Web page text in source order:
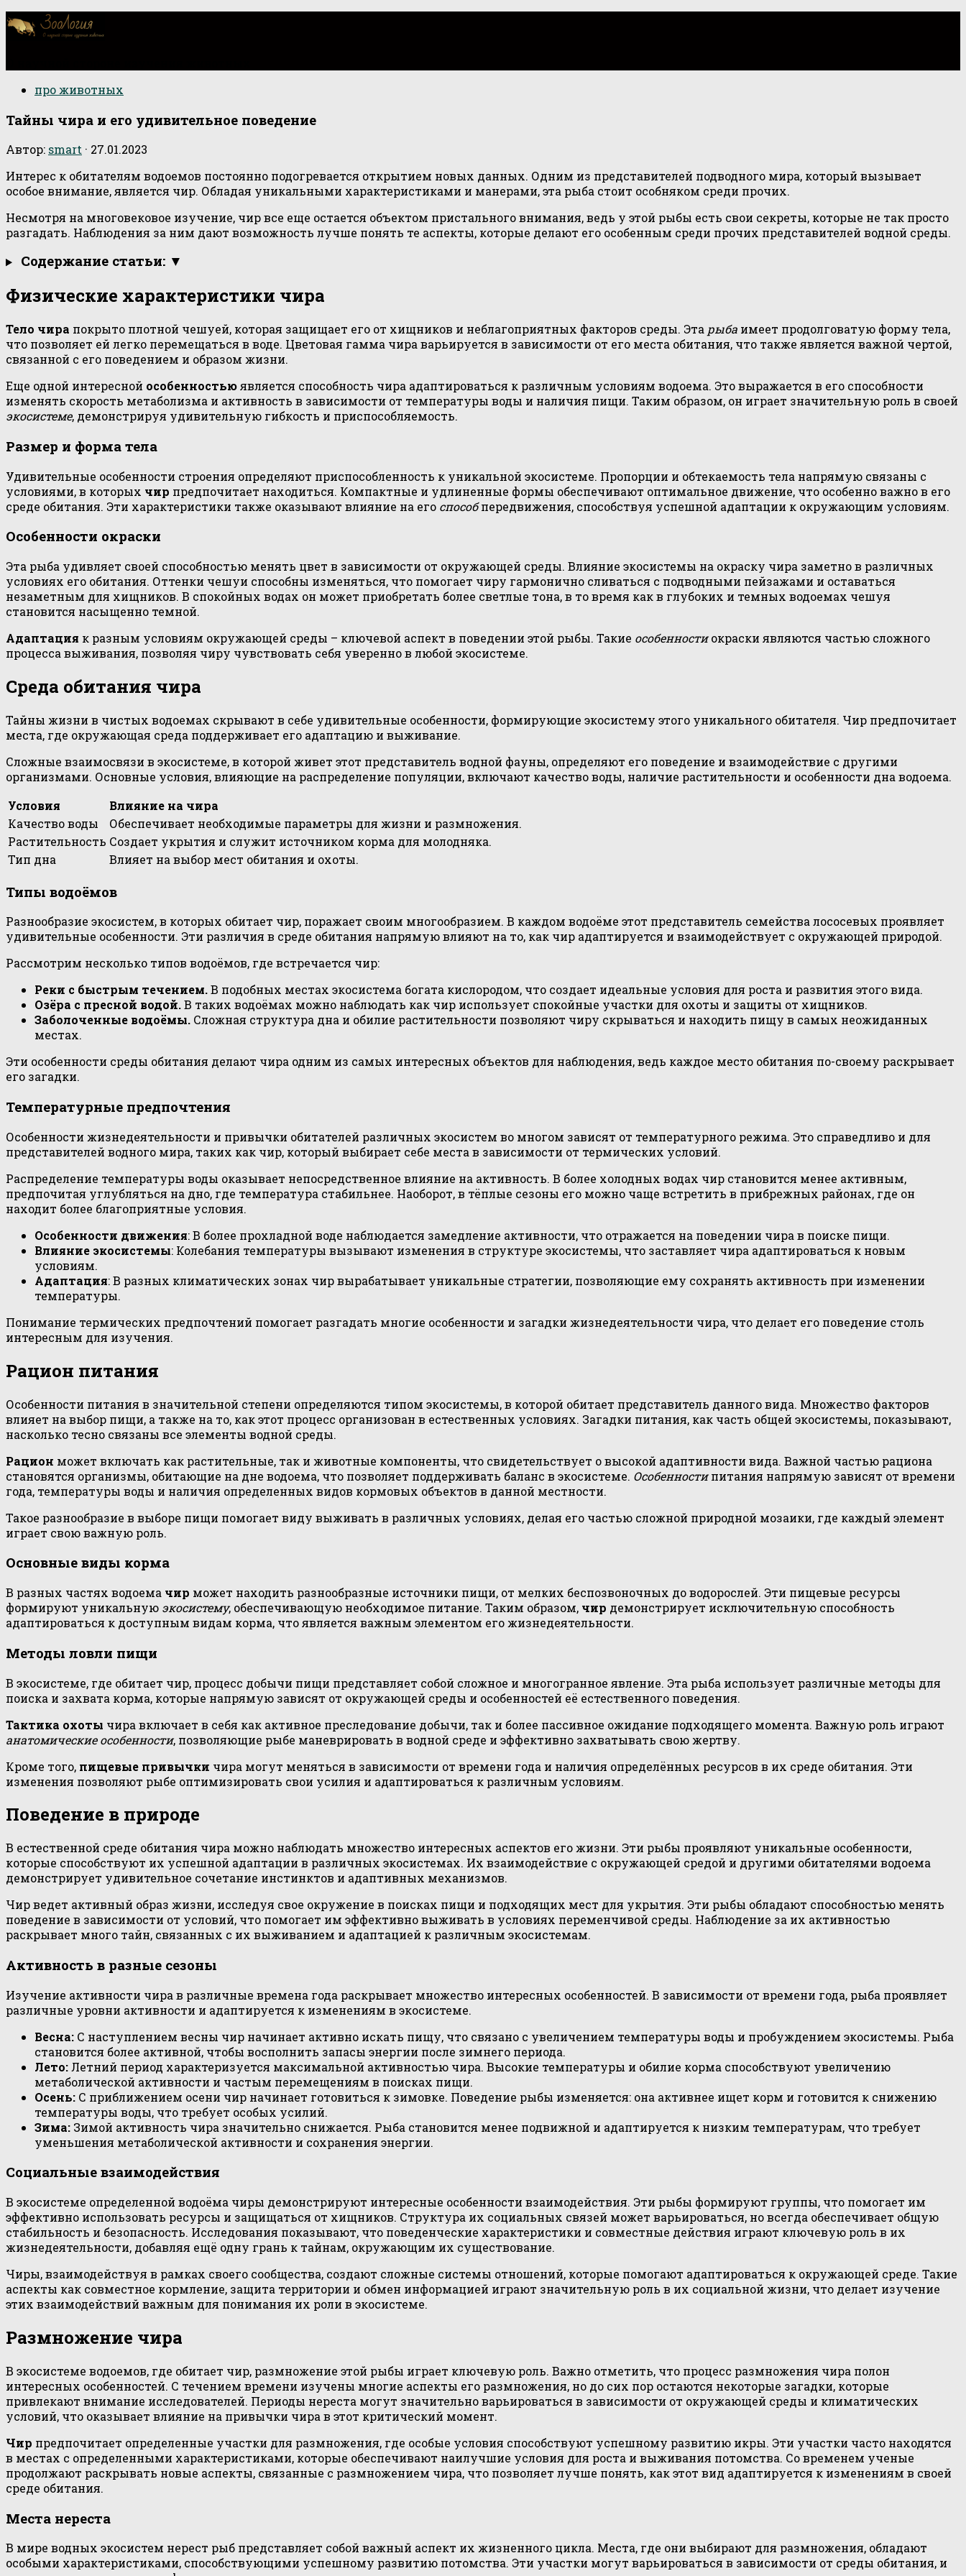
про животных
Тайны чира и его удивительное поведение
Автор: smart · 27.01.2023
Интерес к обитателям водоемов постоянно подогревается открытием новых данных. Одним из представителей подводного мира, который вызывает
особое внимание, является чир. Обладая уникальными характеристиками и манерами, эта рыба стоит особняком среди прочих.
Несмотря на многовековое изучение, чир все еще остается объектом пристального внимания, ведь у этой рыбы есть свои секреты, которые не так просто
разгадать. Наблюдения за ним дают возможность лучше понять те аспекты, которые делают его особенным среди прочих представителей водной среды.
Содержание статьи: ▼
Физические характеристики чира
Тело чира покрыто плотной чешуей, которая защищает его от хищников и неблагоприятных факторов среды. Эта рыба имеет продолговатую форму тела,
что позволяет ей легко перемещаться в воде. Цветовая гамма чира варьируется в зависимости от его места обитания, что также является важной чертой,
связанной с его поведением и образом жизни.
Еще одной интересной особенностьюявляется способность чира адаптироваться к различным условиям водоема. Это выражается в его способности
изменять скорость метаболизма и активность в зависимости от температуры воды и наличия пищи. Таким образом, он играет значительную роль в своей
экосистеме, демонстрируя удивительную гибкость и приспособляемость.
Размер и форма тела
Удивительные особенности строения определяют приспособленность к уникальной экосистеме. Пропорции и обтекаемость тела напрямую связаны с
условиями, в которых чир предпочитает находиться. Компактные и удлиненные формы обеспечивают оптимальное движение, что особенно важно в его
среде обитания. Эти характеристики также оказывают влияние на его способпередвижения, способствуя успешной адаптации к окружающим условиям.
Особенности окраски
Эта рыба удивляет своей способностью менять цвет в зависимости от окружающей среды. Влияние экосистемы на окраску чира заметно в различных
условиях его обитания. Оттенки чешуи способны изменяться, что помогает чиру гармонично сливаться с подводными пейзажами и оставаться
незаметным для хищников. В спокойных водах он может приобретать более светлые тона, в то время как в глубоких и темных водоемах чешуя
становится насыщенно темной.
Адаптация к разным условиям окружающей среды – ключевой аспект в поведении этой рыбы. Такие особенностиокраски являются частью сложного
процесса выживания, позволяя чиру чувствовать себя уверенно в любой экосистеме.
Среда обитания чира
Тайны жизни в чистых водоемах скрывают в себе удивительные особенности, формирующие экосистему этого уникального обитателя. Чир предпочитает
места, где окружающая среда поддерживает его адаптацию и выживание.
Сложные взаимосвязи в экосистеме, в которой живет этот представитель водной фауны, определяют его поведение и взаимодействие с другими
организмами. Основные условия, влияющие на распределение популяции, включают качество воды, наличие растительности и особенности дна водоема.
Условия
Влияние на чира
Качество воды
Обеспечивает необходимые параметры для жизни и размножения.
Растительность Создает укрытия и служит источником корма для молодняка.
Тип дна
Влияет на выбор мест обитания и охоты.
Типы водоёмов
Разнообразие экосистем, в которых обитает чир, поражает своим многообразием. В каждом водоёме этот представитель семейства лососевых проявляет
удивительные особенности. Эти различия в среде обитания напрямую влияют на то, как чир адаптируется и взаимодействует с окружающей природой.
Рассмотрим несколько типов водоёмов, где встречается чир:
Реки с быстрым течением.В подобных местах экосистема богата кислородом, что создает идеальные условия для роста и развития этого вида.
Озёра с пресной водой.В таких водоёмах можно наблюдать как чир использует спокойные участки для охоты и защиты от хищников.
Заболоченные водоёмы. Сложная структура дна и обилие растительности позволяют чиру скрываться и находить пищу в самых неожиданных
местах.
Эти особенности среды обитания делают чира одним из самых интересных объектов для наблюдения, ведь каждое место обитания по-своему раскрывает
его загадки.
Температурные предпочтения
Особенности жизнедеятельности и привычки обитателей различных экосистем во многом зависят от температурного режима. Это справедливо и для
представителей водного мира, таких как чир, который выбирает себе места в зависимости от термических условий.
Распределение температуры воды оказывает непосредственное влияние на активность. В более холодных водах чир становится менее активным,
предпочитая углубляться на дно, где температура стабильнее. Наоборот, в тёплые сезоны его можно чаще встретить в прибрежных районах, где он
находит более благоприятные условия.
Особенности движения: В более прохладной воде наблюдается замедление активности, что отражается на поведении чира в поиске пищи.
Влияние экосистемы: Колебания температуры вызывают изменения в структуре экосистемы, что заставляет чира адаптироваться к новым
условиям.
Адаптация: В разных климатических зонах чир вырабатывает уникальные стратегии, позволяющие ему сохранять активность при изменении
температуры.
Понимание термических предпочтений помогает разгадать многие особенности и загадки жизнедеятельности чира, что делает его поведение столь
интересным для изучения.
Рацион питания
Особенности питания в значительной степени определяются типом экосистемы, в которой обитает представитель данного вида. Множество факторов
влияет на выбор пищи, а также на то, как этот процесс организован в естественных условиях. Загадки питания, как часть общей экосистемы, показывают,
насколько тесно связаны все элементы водной среды.
Рацион может включать как растительные, так и животные компоненты, что свидетельствует о высокой адаптивности вида. Важной частью рациона
становятся организмы, обитающие на дне водоема, что позволяет поддерживать баланс в экосистеме. Особенностипитания напрямую зависят от времени
года, температуры воды и наличия определенных видов кормовых объектов в данной местности.
Такое разнообразие в выборе пищи помогает виду выживать в различных условиях, делая его частью сложной природной мозаики, где каждый элемент
играет свою важную роль.
Основные виды корма
В разных частях водоема чир может находить разнообразные источники пищи, от мелких беспозвоночных до водорослей. Эти пищевые ресурсы
формируют уникальную экосистему, обеспечивающую необходимое питание. Таким образом, чир демонстрирует исключительную способность
адаптироваться к доступным видам корма, что является важным элементом его жизнедеятельности.
Методы ловли пищи
В экосистеме, где обитает чир, процесс добычи пищи представляет собой сложное и многогранное явление. Эта рыба использует различные методы для
поиска и захвата корма, которые напрямую зависят от окружающей среды и особенностей её естественного поведения.
Тактика охоты чира включает в себя как активное преследование добычи, так и более пассивное ожидание подходящего момента. Важную роль играют
анатомические особенности, позволяющие рыбе маневрировать в водной среде и эффективно захватывать свою жертву.
Кроме того, пищевые привычки чира могут меняться в зависимости от времени года и наличия определённых ресурсов в их среде обитания. Эти
изменения позволяют рыбе оптимизировать свои усилия и адаптироваться к различным условиям.
Поведение в природе
В естественной среде обитания чира можно наблюдать множество интересных аспектов его жизни. Эти рыбы проявляют уникальные особенности,
которые способствуют их успешной адаптации в различных экосистемах. Их взаимодействие с окружающей средой и другими обитателями водоема
демонстрирует удивительное сочетание инстинктов и адаптивных механизмов.
Чир ведет активный образ жизни, исследуя свое окружение в поисках пищи и подходящих мест для укрытия. Эти рыбы обладают способностью менять
поведение в зависимости от условий, что помогает им эффективно выживать в условиях переменчивой среды. Наблюдение за их активностью
раскрывает много тайн, связанных с их выживанием и адаптацией к различным экосистемам.
Активность в разные сезоны
Изучение активности чира в различные времена года раскрывает множество интересных особенностей. В зависимости от времени года, рыба проявляет
различные уровни активности и адаптируется к изменениям в экосистеме.
Весна: С наступлением весны чир начинает активно искать пищу, что связано с увеличением температуры воды и пробуждением экосистемы. Рыба
становится более активной, чтобы восполнить запасы энергии после зимнего периода.
Лето: Летний период характеризуется максимальной активностью чира. Высокие температуры и обилие корма способствуют увеличению
метаболической активности и частым перемещениям в поисках пищи.
Осень: С приближением осени чир начинает готовиться к зимовке. Поведение рыбы изменяется: она активнее ищет корм и готовится к снижению
температуры воды, что требует особых усилий.
Зима: Зимой активность чира значительно снижается. Рыба становится менее подвижной и адаптируется к низким температурам, что требует
уменьшения метаболической активности и сохранения энергии.
Социальные взаимодействия
В экосистеме определенной водоёма чиры демонстрируют интересные особенности взаимодействия. Эти рыбы формируют группы, что помогает им
эффективно использовать ресурсы и защищаться от хищников. Структура их социальных связей может варьироваться, но всегда обеспечивает общую
стабильность и безопасность. Исследования показывают, что поведенческие характеристики и совместные действия играют ключевую роль в их
жизнедеятельности, добавляя ещё одну грань к тайнам, окружающим их существование.
Чиры, взаимодействуя в рамках своего сообщества, создают сложные системы отношений, которые помогают адаптироваться к окружающей среде. Такие
аспекты как совместное кормление, защита территории и обмен информацией играют значительную роль в их социальной жизни, что делает изучение
этих взаимодействий важным для понимания их роли в экосистеме.
Размножение чира
В экосистеме водоемов, где обитает чир, размножение этой рыбы играет ключевую роль. Важно отметить, что процесс размножения чира полон
интересных особенностей. С течением времени изучены многие аспекты его размножения, но до сих пор остаются некоторые загадки, которые
привлекают внимание исследователей. Периоды нереста могут значительно варьироваться в зависимости от окружающей среды и климатических
условий, что оказывает влияние на привычки чира в этот критический момент.
Чир предпочитает определенные участки для размножения, где особые условия способствуют успешному развитию икры. Эти участки часто находятся
в местах с определенными характеристиками, которые обеспечивают наилучшие условия для роста и выживания потомства. Со временем ученые
продолжают раскрывать новые аспекты, связанные с размножением чира, что позволяет лучше понять, как этот вид адаптируется к изменениям в своей
среде обитания.
Места нереста
В мире водных экосистем нерест рыб представляет собой важный аспект их жизненного цикла. Места, где они выбирают для размножения, обладают
особыми характеристиками, способствующими успешному развитию потомства. Эти участки могут варьироваться в зависимости от среды обитания, и